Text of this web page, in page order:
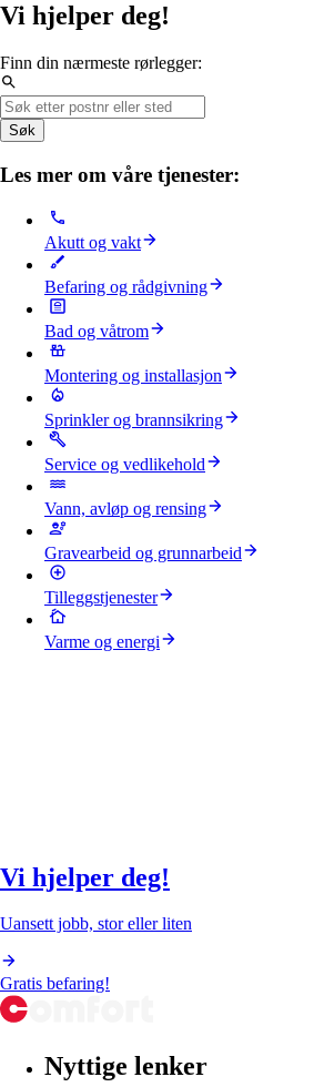
Vi hjelper deg!
Finn din nærmeste rørlegger:
Søk
Les mer om våre tjenester:
Akutt og vakt
Befaring og rådgivning
Bad og våtrom
Montering og installasjon
Sprinkler og brannsikring
Service og vedlikehold
Vann, avløp og rensing
Gravearbeid og grunnarbeid
Tilleggstjenester
Varme og energi
Vi hjelper deg!
Uansett jobb, stor eller liten
Gratis befaring!
Nyttige lenker